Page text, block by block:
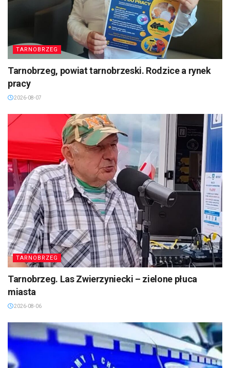
TARNOBRZEG
Tarnobrzeg, powiat tarnobrzeski. Rodzice a rynek
pracy
2026-08-07
TARNOBRZEG
Tarnobrzeg. Las Zwierzyniecki – zielone płuca
miasta
2026-08-06